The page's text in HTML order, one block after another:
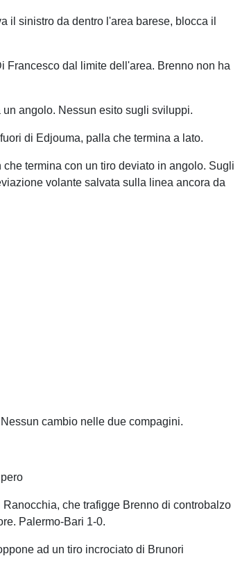
il sinistro da dentro l'area barese, blocca il
Francesco dal limite dell'area. Brenno non ha
angolo. Nessun esito sugli sviluppi.
di Edjouma, palla che termina a lato.
termina con un tiro deviato in angolo. Sugli
volante salvata sulla linea ancora da
cambio nelle due compagini.
che trafigge Brenno di controbalzo
Palermo-Bari 1-0.
ad un tiro incrociato di Brunori